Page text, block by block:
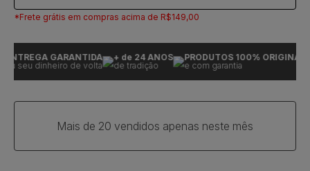
*Frete grátis em compras acima de R$149,00
GARANTIDA
seu dinheiro de volta
+ de 24 ANOS
de tradição
PRODUTOS 100% ORIGINAIS
e com garantia
Mais de 20 vendidos apenas neste mês